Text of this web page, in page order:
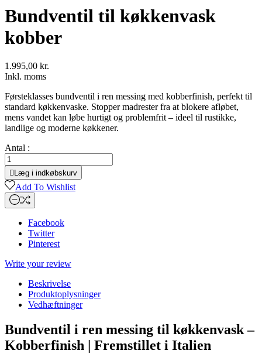
Bundventil til køkkenvask
kobber
1.995,00 kr.
Inkl. moms
Førsteklasses bundventil i ren messing med kobberfinish, perfekt til
standard køkkenvaske. Stopper madrester fra at blokere afløbet,
mens vandet kan løbe hurtigt og problemfrit – ideel til rustikke,
landlige og moderne køkkener.
Antal :
 Læg i indkøbskurv
Add To Wishlist
Facebook
Twitter
Pinterest
Write your review
Beskrivelse
Produktoplysninger
Vedhæftninger
Bundventil i ren messing til køkkenvask –
Kobberfinish | Fremstillet i Italien